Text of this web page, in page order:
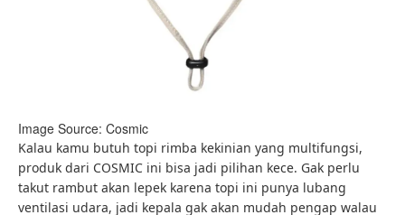
Image Source: Cosmic
Kalau kamu butuh topi rimba kekinian yang multifungsi,
produk dari COSMIC ini bisa jadi pilihan kece. Gak perlu
takut rambut akan lepek karena topi ini punya lubang
ventilasi udara, jadi kepala gak akan mudah pengap walau